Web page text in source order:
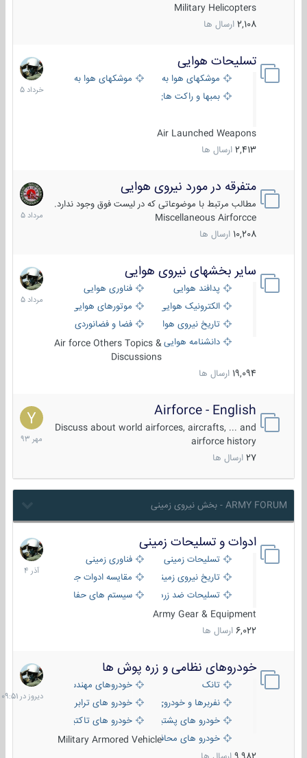
Military Helicopters
2,108 ارسال ها
تسلیحات هوایی
موشکهای هوا به هوا
موشکهای هوا به سطح
بمبها و راکت های هوایی
Air Launched Weapons
2,413 ارسال ها
30
خرداد
1405
متفرقه در مورد نیروی هوایی
مطالب مرتبط با موضوعاتی که در لیست فوق وجود ندارد.
Miscellaneous Airforcce
10,208 ارسال ها
7
مرداد
1405
سایر بخشهای نیروی هوایی
پدافند هوایی
فناوری هوایی
الکترونیک هوایی
موتورهای هوایی
تاریخ نیروی هوایی
فضا و فضانوردی
دانشنامه هواییAir force Others Topics &
Discussions
19,094 ارسال ها
2
مرداد
1405
Airforce - English
Discuss about world airforces, aircrafts, ... and
airforce history
27 ارسال ها
15
مهر
1393
ARMY FORUM - بخش نیروی زمینی
ادوات و تسلیحات زمینی
تسلیحات زمینی
فناوری زمینی
تاریخ نیروی زمینی
مقایسه ادوات جنگی
تسلیحات ضد زره
سیستم های حفاظت فعال
Army Gear & Equipment
6,022 ارسال ها
21
آذر
1404
خودروهای نظامی و زره پوش ها
تانک
خودروهای مهندسی
نفربرها و خودروی های رزمی پیاده نظام
خودرو های ترابری نظامی
خودرو های پشتیبانی آتش ، شناسایی و ضد تانک
خودرو های تاکتیکی نظامی
خودرو های محافظت شدهMilitary Armored Vehicle
دیروز
در
09:51